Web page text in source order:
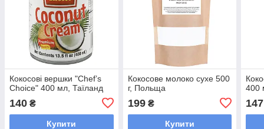
Кокосові вершки "Chef’s
Choice" 400 мл, Таїланд
140 ₴
Купити
Кокосове молоко сухе 500
г, Польща
199₴
Купити
400
147